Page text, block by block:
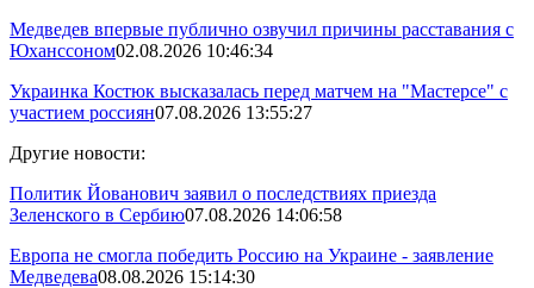
Медведев впервые публично озвучил причины расставания с
Юханссоном02.08.2026 10:46:34
Украинка Костюк высказалась перед матчем на "Мастерсе" с
участием россиян07.08.2026 13:55:27
Другие новости:
Политик Йованович заявил о последствиях приезда
Зеленского в Сербию07.08.2026 14:06:58
Европа не смогла победить Россию на Украине - заявление
Медведева08.08.2026 15:14:30